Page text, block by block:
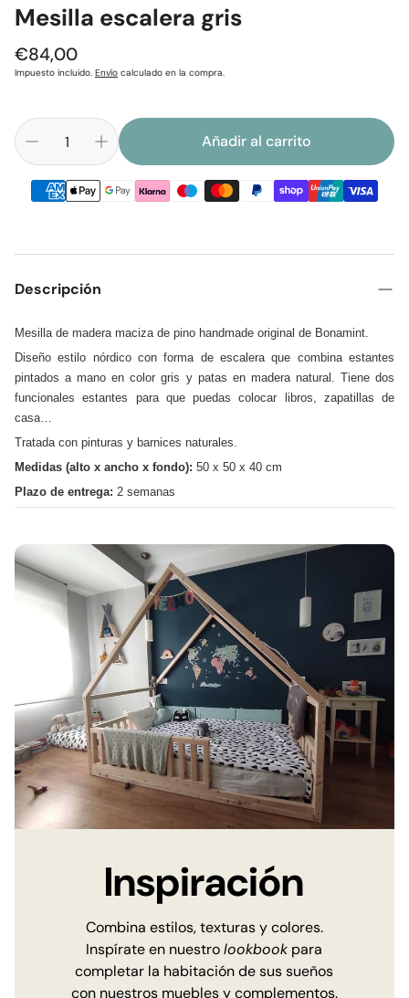
Mesilla escalera gris
Precio
regular
€84,00
Impuesto incluido. Envío calculado en la compra.
Añadir al carrito
Descripción
Mesilla de madera maciza de pino handmade original de Bonamint.
Diseño estilo nórdico con forma de escalera que combina estantes
pintados a mano en color gris y patas en madera natural. Tiene dos
funcionales estantes para que puedas colocar libros, zapatillas de
casa…
Tratada con pinturas y barnices naturales.
Medidas (alto x ancho x fondo): 50 x 50 x 40 cm
Plazo de entrega: 2 semanas
Inspiración
Combina estilos, texturas y colores.
Inspírate en nuestrolookbook para
completar la habitación de sus sueños
con nuestros muebles y complementos.